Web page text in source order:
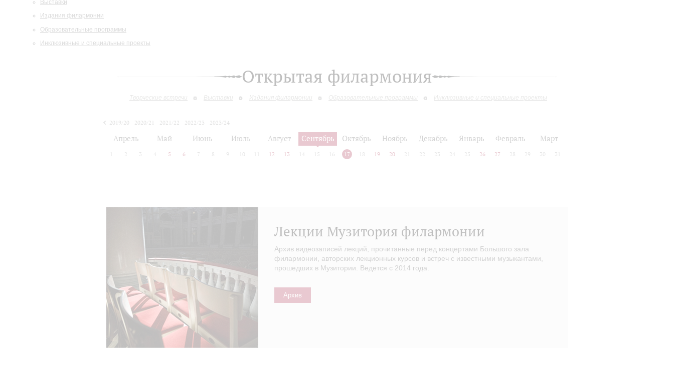
Выставки
Издания филармонии
Образовательные программы
Инклюзивные и специальные проекты
Открытая филармония
Творческие встречи Выставки Издания филармонии Образовательные программы Инклюзивные и специальные проекты
2019/20 2020/21 2021/22 2022/23
2023/24
Апрель Май Июнь Июль Август Сентябрь Октябрь Ноябрь Декабрь Январь Февраль Март
2 3 4 5 6 7 8 9 10 12 13 14 15 16 17 18 19 20 21 22 23 24 25 26 27 28 29 30 31
Лекции Музитория филармонии
Архив видеозаписей лекций, прочитанные перед концертами Большого зала
филармонии, авторских лекционных курсов и встреч с известными музыкантами,
прошедших в Музитории. Ведется с 2014 года.
Архив